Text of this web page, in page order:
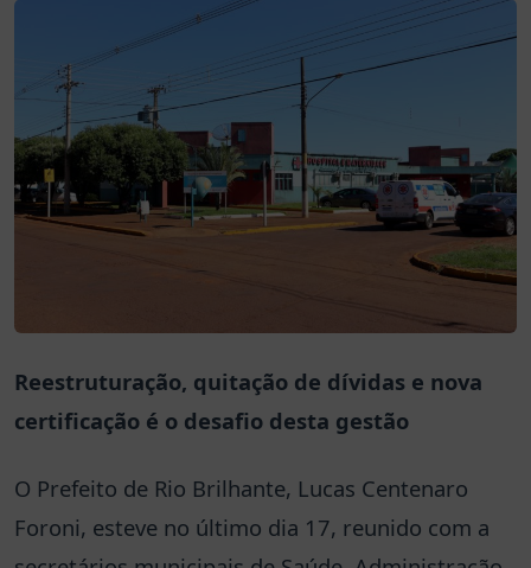
Reestruturação, quitação de dívidas e nova
certificação é o desafio desta gestão
O Prefeito de Rio Brilhante, Lucas Centenaro
Foroni, esteve no último dia 17, reunido com a